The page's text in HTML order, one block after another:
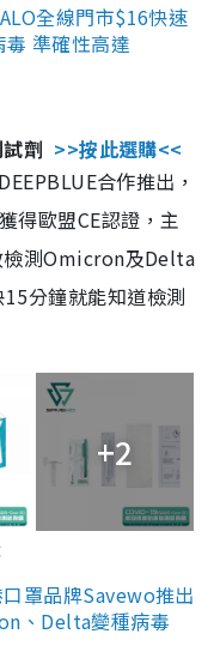
全線門市$16快速
準確性高達
劑 >>按此選購<<
合作推出，
得歐盟CE認證，主
檢測Omicron及Delta
分鐘就能知道檢測
+2
罩品牌Savewo推出
、Delta變種病毒